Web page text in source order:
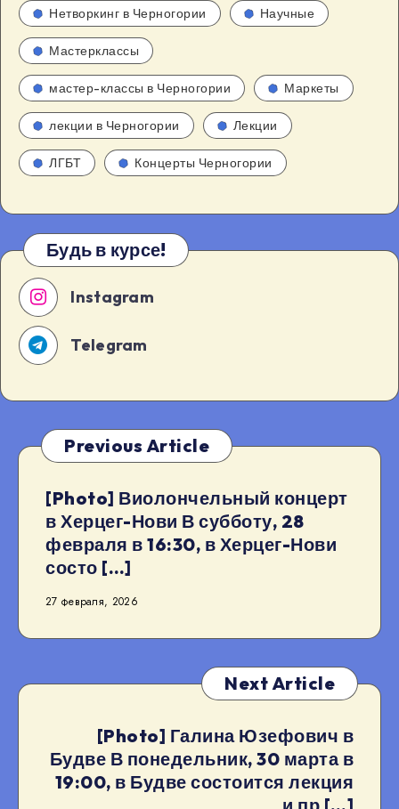
Нетворкинг в Черногории Научные
Мастерклассы
мастер-классы в Черногории Маркеты
лекции в Черногории Лекции
ЛГБТ Концерты Черногории
Будь в курсе!
Instagram
Telegram
Previous Article
[Photo] Виолончельный концерт
в Херцег-Нови В субботу, 28
февраля в 16:30, в Херцег-Нови
состо […]
27 февраля, 2026
Next Article
[Photo] Галина Юзефович в
Будве В понедельник, 30 марта в
19:00, в Будве состоится лекция